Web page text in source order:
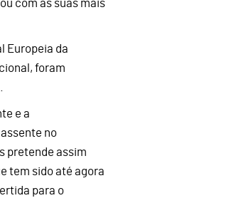
com as suas mais
Europeia da
foram
e a
no
pretende assim
tem sido até agora
para o